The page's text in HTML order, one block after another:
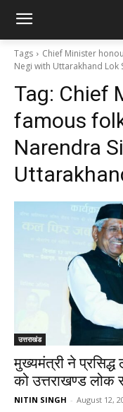
Tags
Chief Minister
Negi with Uttarakhand Lok
Tag: Chief
famous
Narendra
उत्तराखंड
मुख्यमंत्री ने
को उत्तराखण्ड लोक
NITIN SINGH - August 12,